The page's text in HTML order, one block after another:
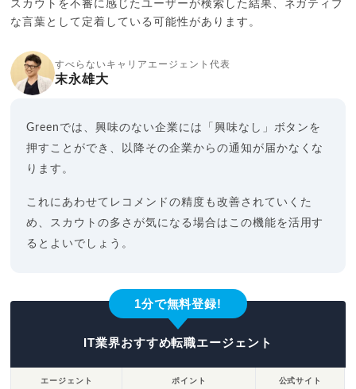
スカウトを不審に感じたユーザーが検索した結果、ネガティブ
な言葉として定着している可能性があります。
すべらないキャリアエージェント代表
末永雄大
Greenでは、興味のない企業には「興味なし」ボタンを
押すことができ、以降その企業からの通知が届かなくな
ります。
これにあわせてレコメンドの精度も改善されていくた
め、スカウトの多さが気になる場合はこの機能を活用す
るとよいでしょう。
1分で無料登録!
IT業界おすすめ転職エージェント
エージェント ポイント 公式サイト